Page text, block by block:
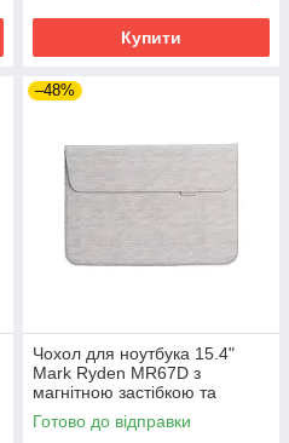
Купити
–48%
Чохол для ноутбука 15.4"
Mark Ryden MR67D з
магнітною застібкою та
замшевою підкладкою
(Бежевий)
Готово до відправки